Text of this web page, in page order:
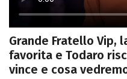
Grande Fratello Vip,
favorita e Todaro
vince e cosa